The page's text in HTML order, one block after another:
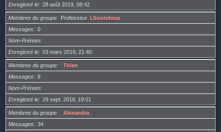
Enregistré le
28 août 2019, 08:42
Membres du groupe Professeur Lbouteloup
Messages
0
Nom-Prénom
Enregistré le
03 mars 2019, 21:40
Membres du groupe
Thien
Messages
9
Nom-Prénom
Enregistré le
29 sept. 2018, 19:01
Membres du groupe
Alexandra
Messages
34